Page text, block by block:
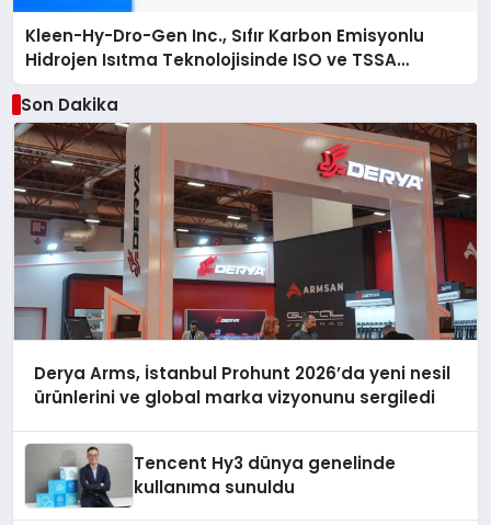
Kleen-Hy-Dro-Gen Inc., Sıfır Karbon Emisyonlu
Hidrojen Isıtma Teknolojisinde ISO ve TSSA
Düzenleyici Onaylarını Aldı
Son Dakika
Derya Arms, İstanbul Prohunt 2026’da yeni nesil
ürünlerini ve global marka vizyonunu sergiledi
Tencent Hy3 dünya genelinde
kullanıma sunuldu